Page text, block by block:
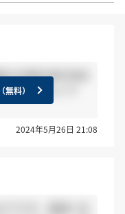
の先輩社員交流会
ただきたいで
料）
2024年5月26日 21:08